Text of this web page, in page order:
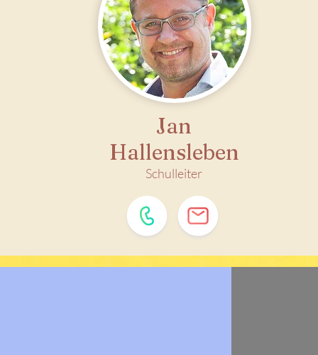
Jan
Hallensleben
Schulleiter